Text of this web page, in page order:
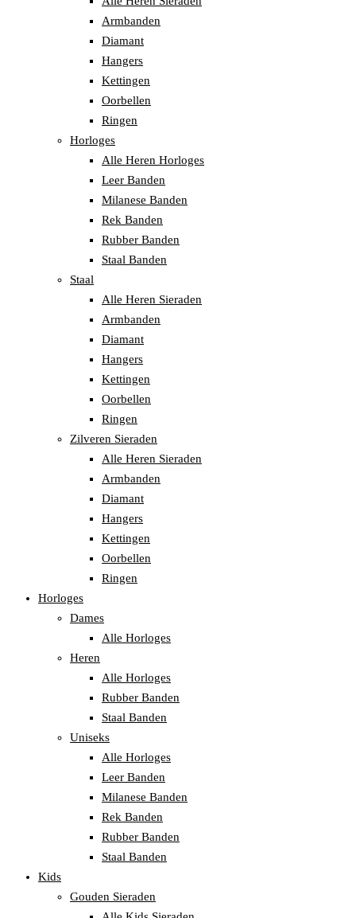
Armbanden
Diamant
Hangers
Kettingen
Oorbellen
Ringen
Horloges
Alle Heren Horloges
Leer Banden
Milanese Banden
Rek Banden
Rubber Banden
Staal Banden
Staal
Alle Heren Sieraden
Armbanden
Diamant
Hangers
Kettingen
Oorbellen
Ringen
Zilveren Sieraden
Alle Heren Sieraden
Armbanden
Diamant
Hangers
Kettingen
Oorbellen
Ringen
Horloges
Dames
Alle Horloges
Heren
Alle Horloges
Rubber Banden
Staal Banden
Uniseks
Alle Horloges
Leer Banden
Milanese Banden
Rek Banden
Rubber Banden
Staal Banden
Kids
Gouden Sieraden